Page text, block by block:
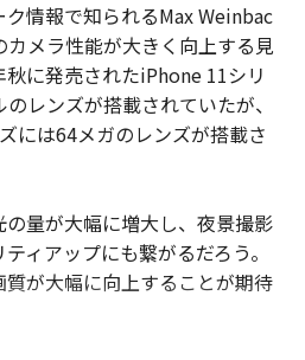
情報で知られるMax Weinbac
メラ性能が大きく向上する見
に発売されたiPhone 11シリ
レンズが搭載されていたが、
には64メガのレンズが搭載さ
量が大幅に増大し、夜景撮影
ィアップにも繋がるだろう。
が大幅に向上することが期待